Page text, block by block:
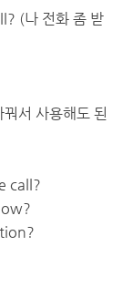
(나 전화 좀 받
서 사용해도 된
call?